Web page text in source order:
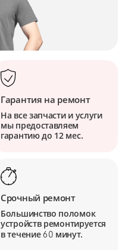
Гарантия на ремонт
На все запчасти и услуги
мы предоставляем
гарантию до 12 мес.
Срочный ремонт
Большинство поломок
устройств ремонтируется
в течение60 минут.